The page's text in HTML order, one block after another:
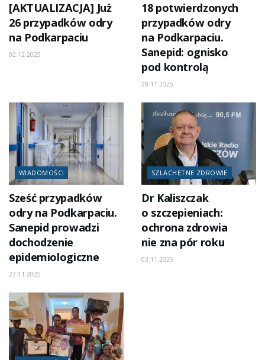
[AKTUALIZACJA] Już
26 przypadków odry
na Podkarpaciu
02.12.2025
18 potwierdzonych
przypadków odry
na Podkarpaciu.
Sanepid: ognisko
pod kontrolą
28.11.2025
WIADOMOŚCI
Sześć przypadków
odry na Podkarpaciu.
Sanepid prowadzi
dochodzenie
epidemiologiczne
27.11.2025
SZLACHETNE ZDROWIE
Dr Kaliszczak
o szczepieniach:
ochrona zdrowia
nie zna pór roku
03.11.2025